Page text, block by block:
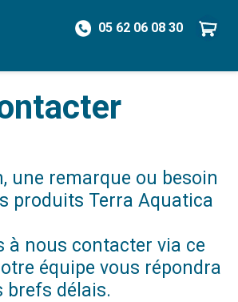
05 62 06 08 30
une remarque ou besoin
produits Terra Aquatica
à nous contacter via ce
équipe vous répondra
brefs délais.